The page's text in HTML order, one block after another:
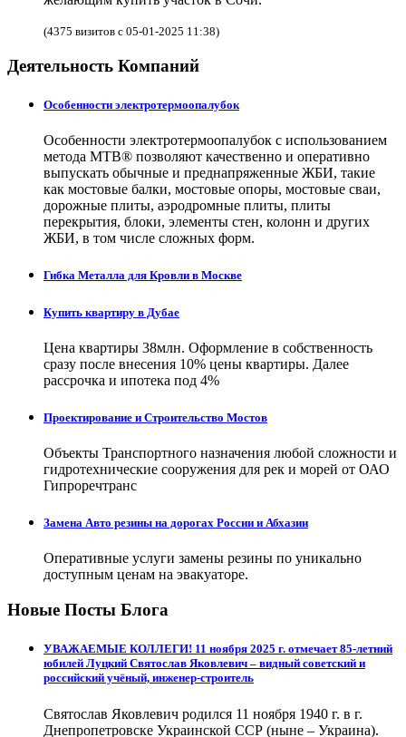
(4375 визитов с 05-01-2025 11:38)
Деятельность Компаний
Особенности электротермоопалубок
Особенности электротермоопалубок с использованием
метода МТВ® позволяют качественно и оперативно
выпускать обычные и преднапряженные ЖБИ, такие
как мостовые балки, мостовые опоры, мостовые сваи,
дорожные плиты, аэродромные плиты, плиты
перекрытия, блоки, элементы стен, колонн и других
ЖБИ, в том числе сложных форм.
Гибка Металла для Кровли в Москве
Купить квартиру в Дубае
Цена квартиры 38млн. Оформление в собственность
сразу после внесения 10% цены квартиры. Далее
рассрочка и ипотека под 4%
Проектирование и Строительство Мостов
Объекты Транспортного назначения любой сложности и
гидротехнические сооружения для рек и морей от ОАО
Гипроречтранс
Замена Авто резины на дорогах России и Абхазии
Оперативные услуги замены резины по уникально
доступным ценам на эвакуаторе.
Новые Посты Блога
УВАЖАЕМЫЕ КОЛЛЕГИ! 11 ноября 2025 г. отмечает 85-летний
юбилей Луцкий Святослав Яковлевич – видный советский и
российский учёный, инженер-строитель
Святослав Яковлевич родился 11 ноября 1940 г. в г.
Днепропетровске Украинской ССР (ныне – Украина).